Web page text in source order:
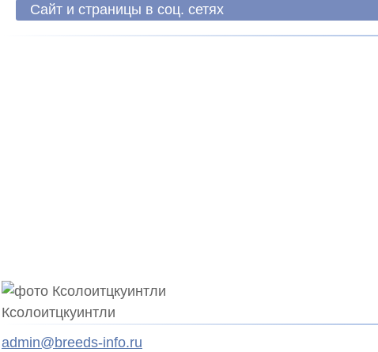
Сайт и страницы в соц. сетях
Ксолоитцкуинтли
admin@breeds-info.ru